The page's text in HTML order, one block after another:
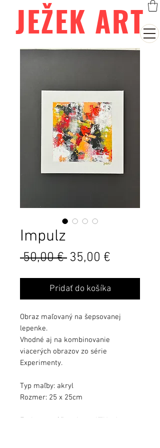
JEŽEK ART
Impulz
50,00 € Běžná
35,00 €
Pridať do košíka
Obraz maľovaný na šepsovanej
lepenke.
Vhodné aj na kombinovanie
viacerých obrazov zo série
Experimenty.
Typ maľby: akryl
Rozmer: 25 x 25cm
Farby sa môžu mierne líšiť od